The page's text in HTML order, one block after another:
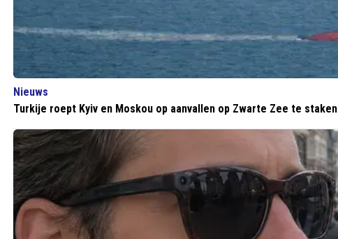
Nieuws
Turkije roept Kyiv en Moskou op aanvallen op Zwarte Zee te staken